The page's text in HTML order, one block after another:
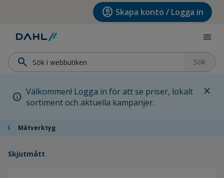
Hoppa till huvudinnehållet account_circle Skapa konto / Logga in
menu
search Sök
info Välkommen! Logga in för att se priser, lokalt
sortiment och aktuella kampanjer.
close
chevron_left Mätverktyg
Skjutmått